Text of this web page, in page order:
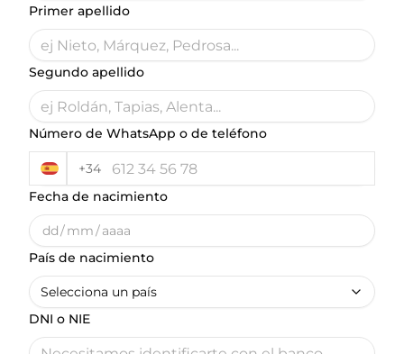
Primer apellido
Segundo apellido
Número de WhatsApp o de teléfono
+34
Fecha de nacimiento
dd/mm/aaaa
País de nacimiento
Selecciona un país
DNI o NIE